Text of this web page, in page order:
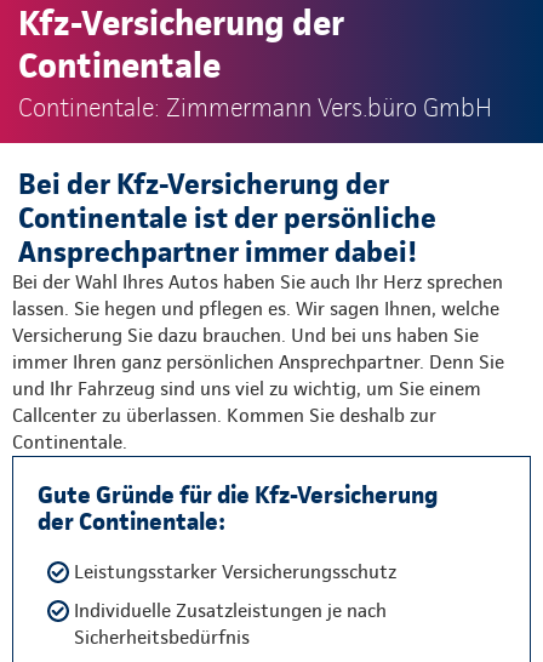
Kfz-Versicherung der
Continentale
Continentale: Zimmermann Vers.büro GmbH
Bei der Kfz-Versicherung der
Continentale ist der persönliche
Ansprechpartner immer dabei!
Bei der Wahl Ihres Autos haben Sie auch Ihr Herz sprechen
lassen. Sie hegen und pflegen es. Wir sagen Ihnen, welche
Versicherung Sie dazu brauchen. Und bei uns haben Sie
immer Ihren ganz persönlichen Ansprechpartner. Denn Sie
und Ihr Fahrzeug sind uns viel zu wichtig, um Sie einem
Callcenter zu überlassen. Kommen Sie deshalb zur
Continentale.
Gute Gründe für die Kfz-Versicherung
der Continentale:
Leistungsstarker Versicherungsschutz
Individuelle Zusatzleistungen je nach
Sicherheitsbedürfnis